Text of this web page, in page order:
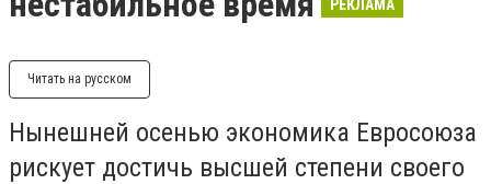
РЕКЛАМА
Читать на русском
Нынешней осенью экономика Евросоюза
рискует достичь высшей степени своего